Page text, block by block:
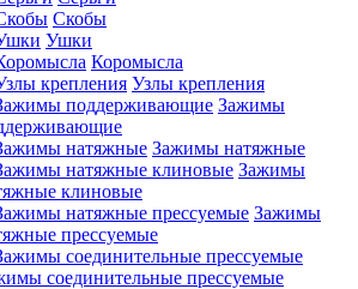
Скобы
Ушки
Коромысла
Узлы крепления
Зажимы
Зажимы натяжные
Зажимы
клиновые
Зажимы
прессуемые
соединительные прессуемые